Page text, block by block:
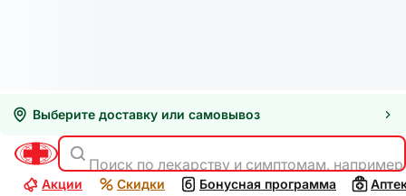
Выберите доставку или самовывоз
Поиск по лекарству и симптомам,
Акции Скидки Бонусная программа